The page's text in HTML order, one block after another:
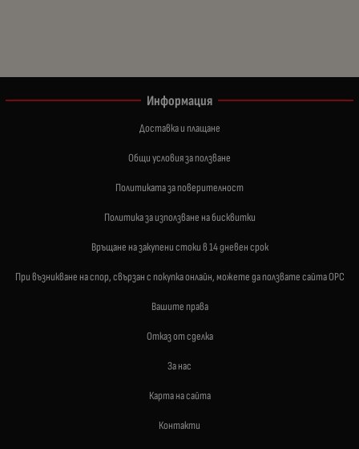
Информация
Доставка и плащане
Общи условия за ползване
Политиката за поверителност
Политика за използване на бисквитки
Връщане на закупени стоки в 14 дневен срок
При възникване на спор, свързан с покупка онлайн, можете да ползвате сайта ОРС
Вашите права
Отказ от сделка
За нас
Карта на сайта
Контакти